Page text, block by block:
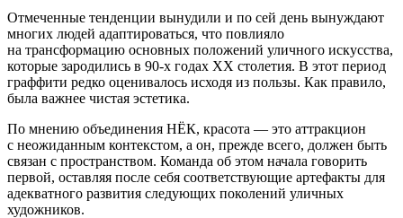
Отмеченные тенденции вынудили и по сей день вынуждают
многих людей адаптироваться, что повлияло
на трансформацию основных положений уличного искусства,
которые зародились в 90-х годах XX столетия. В этот период
граффити редко оценивалось исходя из пользы. Как правило,
была важнее чистая эстетика.
По мнению объединения НЁК, красота — это аттракцион
с неожиданным контекстом, а он, прежде всего, должен быть
связан с пространством. Команда об этом начала говорить
первой, оставляя после себя соответствующие артефакты для
адекватного развития следующих поколений уличных
художников.